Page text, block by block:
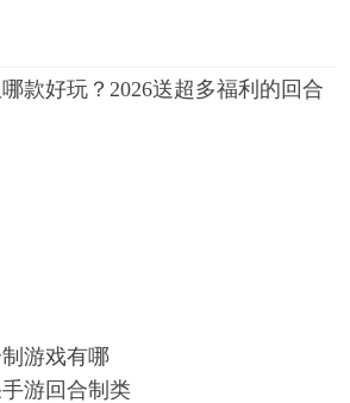
款好玩？2026送超多福利的回合
游戏有哪
游回合制类